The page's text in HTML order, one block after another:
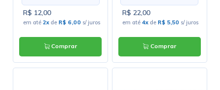
R$ 12,00
em até 2x de R$ 6,00 s/ juros
Comprar
R$ 22,00
em até 4x de R$ 5,50 s/ juros
Comprar